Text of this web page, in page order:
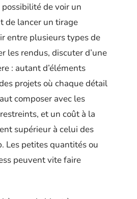
de voir un
de lancer un tirage
entre plusieurs types de
les rendus, discuter d’une
: autant d’éléments
projets où chaque détail
composer avec les
et un coût à la
supérieur à celui des
Les petites quantités ou
peuvent vite faire